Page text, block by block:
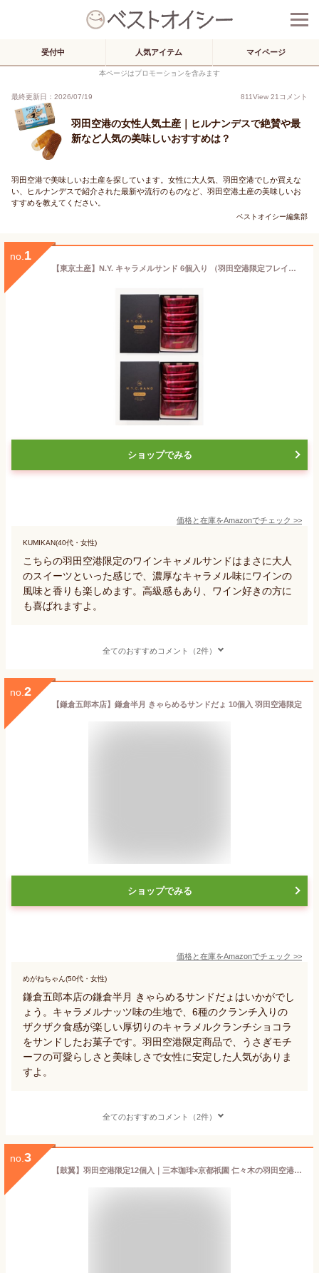
受付中 人気アイテム マイページ
本ページはプロモーションを含みます
最終更新日：2026/07/19 811View 21 コメント
羽田空港の女性人気土産｜ヒルナンデスで絶賛や最
新など人気の美味しいおすすめは？
羽田空港で美味しいお土産を探しています。女性に大人気、羽田空港でしか買えな
い、ヒルナンデスで紹介された最新や流行のものなど、羽田空港土産の美味しいお
すすめを教えてください。
ベストオイシー編集部
no. 1
【東京土産】N.Y. キャラメルサンド 6個入り （羽田空港限定フレイバー ワインキャラメルサンド） (2箱)
ショップでみる
価格と在庫をAmazonでチェック >>
KUMIKAN(40代・女性)
こちらの羽田空港限定のワインキャメルサンドはまさに大人
のスイーツといった感じで、濃厚なキャラメル味にワインの
風味と香りも楽しめます。高級感もあり、ワイン好きの方に
も喜ばれますよ。
全てのおすすめコメント（2件）
no. 2
【鎌倉五郎本店】鎌倉半月 きゃらめるサンドだょ 10個入 羽田空港限定
ショップでみる
価格と在庫をAmazonでチェック >>
めがねちゃん(50代・女性)
鎌倉五郎本店の鎌倉半月 きゃらめるサンドだょはいかがでし
ょう。キャラメルナッツ味の生地で、6種のクランチ入りの
ザクザク食感が楽しい厚切りのキャラメルクランチショコラ
をサンドしたお菓子です。羽田空港限定商品で、うさぎモチ
ーフの可愛らしさと美味しさで女性に安定した人気がありま
すよ。
全てのおすすめコメント（2件）
no. 3
【鼓翼】羽田空港限定12個入｜三本珈琲×京都祇園 仁々木の羽田空港限定コラボスイーツ